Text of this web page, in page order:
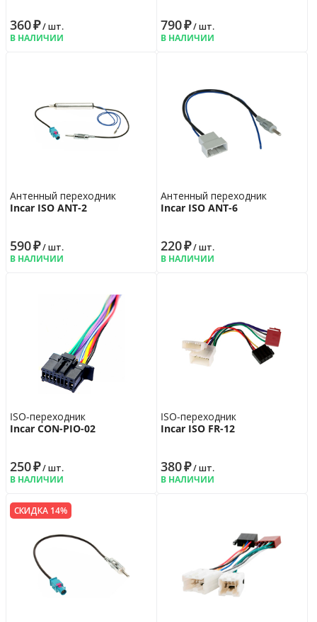
360₽/ шт.
В НАЛИЧИИ
790₽/ шт.
В НАЛИЧИИ
Антенный переходник
Incar ISO ANT-2
590₽/ шт.
В НАЛИЧИИ
Антенный переходник
Incar ISO ANT-6
220₽/ шт.
В НАЛИЧИИ
ISO-переходник
Incar CON-PIO-02
250₽/ шт.
В НАЛИЧИИ
ISO-переходник
Incar ISO FR-12
380₽/ шт.
В НАЛИЧИИ
СКИДКА 14%